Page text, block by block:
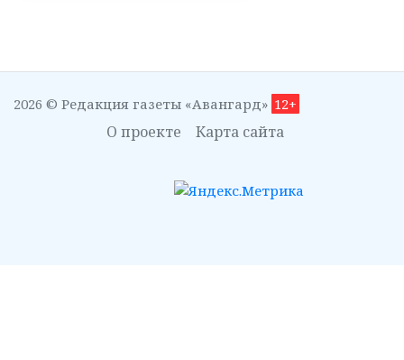
2026 © Редакция газеты «Авангард» 12+
О проекте Карта сайта